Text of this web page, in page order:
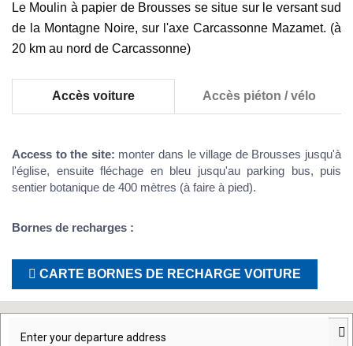
Le Moulin à papier de Brousses se situe sur le versant sud
de la Montagne Noire, sur l'axe Carcassonne Mazamet. (à
20 km au nord de Carcassonne)
Accès voiture Accès piéton / vélo
Access to the site: monter dans le village de Brousses jusqu'à
l'église, ensuite fléchage en bleu jusqu'au parking bus, puis
sentier botanique de 400 mètres (à faire à pied).
Bornes de recharges :
CARTE BORNES DE RECHARGE VOITURE